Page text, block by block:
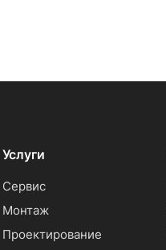
Услуги
Сервис
Монтаж
Проектирование